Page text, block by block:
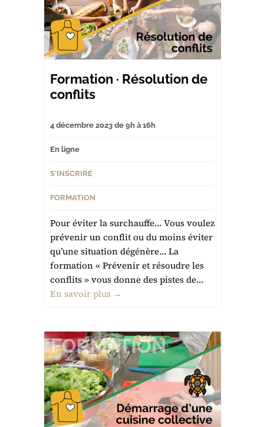
Formation · Résolution de
conflits
4 décembre 2023 de 9h à 16h
En ligne
S'INSCRIRE
FORMATION
Pour éviter la surchauffe… Vous voulez
prévenir un conflit ou du moins éviter
qu’une situation dégénère… La
formation « Prévenir et résoudre les
conflits » vous donne des pistes de...
En savoir plus →